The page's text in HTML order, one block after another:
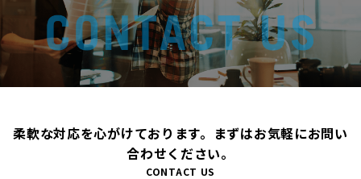
柔軟な対応を心がけております。まずはお気軽にお問い
合わせください。
CONTACT US